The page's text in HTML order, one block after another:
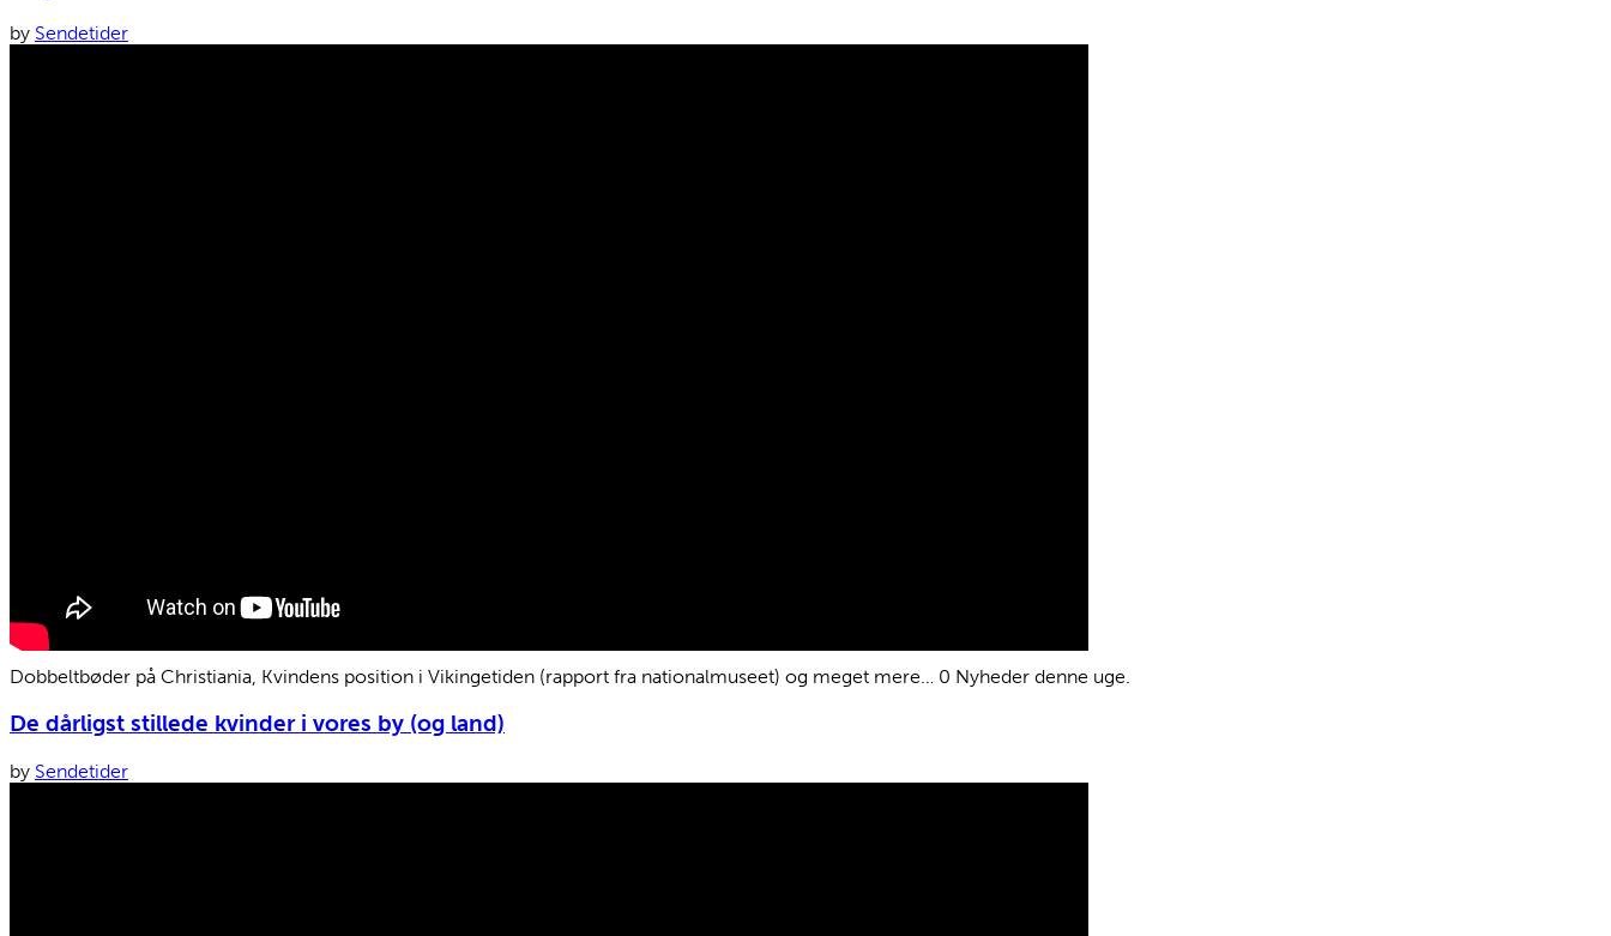
by Sendetider
Dobbeltbøder på Christiania, Kvindens position i Vikingetiden (rapport fra nationalmuseet) og meget mere… 0 Nyheder denne uge.
De dårligst stillede kvinder i vores by (og land)
by Sendetider